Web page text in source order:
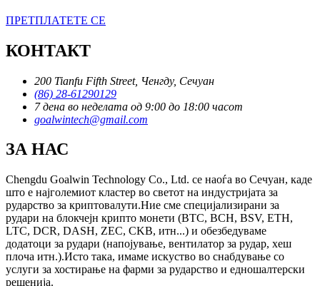
ПРЕТПЛАТЕТЕ СЕ
КОНТАКТ
200 Tianfu Fifth Street, Ченгду, Сечуан
(86) 28-61290129
7 дена во неделата од 9:00 до 18:00 часот
goalwintech@gmail.com
ЗА НАС
Chengdu Goalwin Technology Co., Ltd. се наоѓа во Сечуан, каде
што е најголемиот кластер во светот на индустријата за
рударство за криптовалути.Ние сме специјализирани за
рудари на блокчејн крипто монети (BTC, BCH, BSV, ETH,
LTC, DCR, DASH, ZEC, CKB, итн...) и обезбедуваме
додатоци за рудари (напојување, вентилатор за рудар, хеш
плоча итн.).Исто така, имаме искуство во снабдување со
услуги за хостирање на фарми за рударство и едношалтерски
решенија.